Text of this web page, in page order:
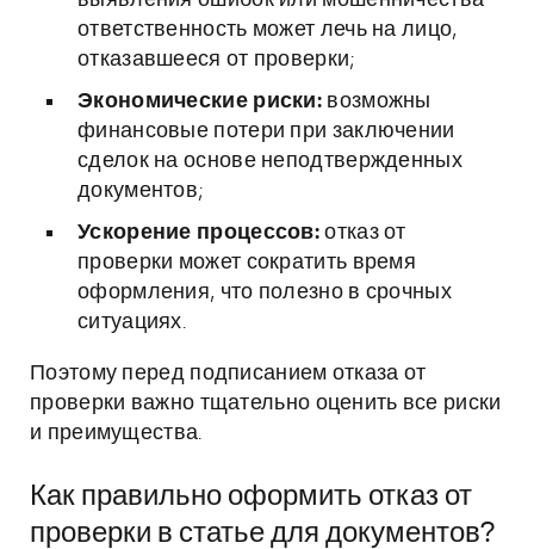
ответственность может лечь на лицо,
отказавшееся от проверки;
Экономические риски: возможны
финансовые потери при заключении
сделок на основе неподтвержденных
документов;
Ускорение процессов: отказ от
проверки может сократить время
оформления, что полезно в срочных
ситуациях.
Поэтому перед подписанием отказа от
проверки важно тщательно оценить все риски
и преимущества.
Как правильно оформить отказ от
проверки в статье для документов?